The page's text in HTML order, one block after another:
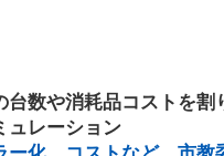
台数や消耗品コストを割
ュレーション